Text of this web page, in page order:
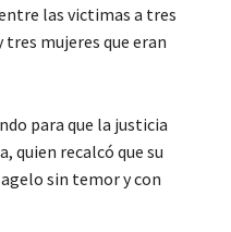
las victimas a tres
tres mujeres que eran
para que la justicia
quien recalcó que su
sin temor y con